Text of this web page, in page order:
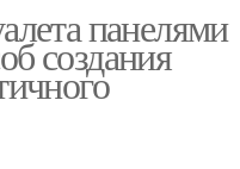
панелями
создания